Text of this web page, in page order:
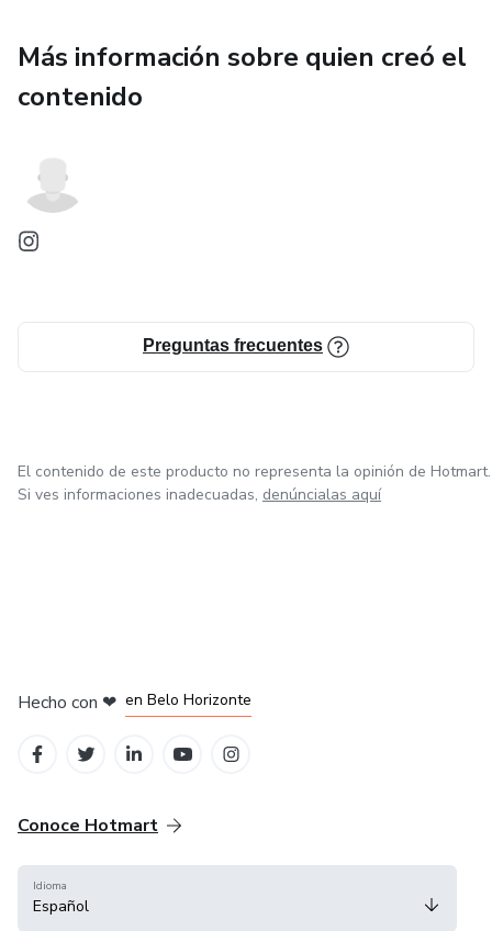
Más información sobre quien creó el
contenido
Preguntas frecuentes
El contenido de este producto no representa la opinión de Hotmart.
Si ves informaciones inadecuadas, denúncialas aquí
Hecho con ❤ en Belo Horizonte
Conoce Hotmart
Idioma
Español